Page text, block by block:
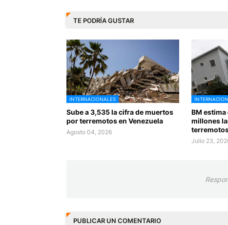
TE PODRÍA GUSTAR
INTERNACIONALES
Sube a 3,535 la cifra de muertos
por terremotos en Venezuela
Agosto 04, 2026
BM estima
millones
Julio 23,
PUBLICAR UN COMENTARIO